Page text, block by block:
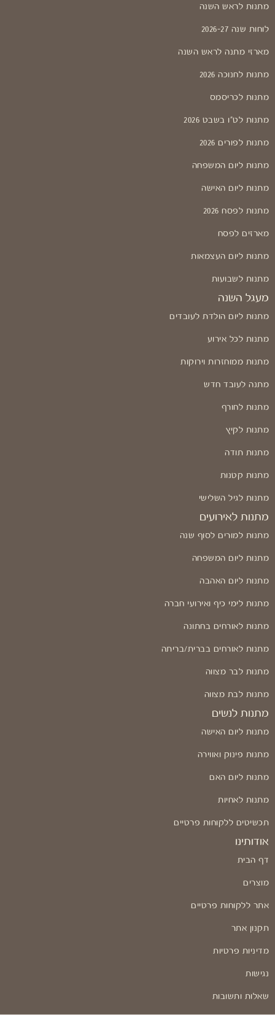
מתנות לראש השנה
לוחות שנה 2026-27
מארזי מתנה לראש השנה
מתנות לחנוכה 2026
מתנות לכריסמס
מתנות לט"ו בשבט 2026
מתנות לפורים 2026
מתנות ליום המשפחה
מתנות ליום האישה
מתנות לפסח 2026
מארזים לפסח
מתנות ליום העצמאות
מתנות לשבועות
מעגל השנה
מתנות ליום הולדת לעובדים
מתנות לכל אירוע
מתנות ממוחזרות וירוקות
מתנה לעובד חדש
מתנות לחורף
מתנות לקיץ
מתנות תודה
מתנות קטנות
מתנות לגיל השלישי
מתנות לאירועים
מתנות למורים לסוף שנה
מתנות ליום המשפחה
מתנות ליום האהבה
מתנות לימי כיף ואירועי חברה
מתנות לאורחים בחתונה
מתנות לאורחים בברית/בריתה
מתנות לבר מצווה
מתנות לבת מצווה
מתנות לנשים
מתנות ליום האישה
מתנות פינוק ואווירה
מתנות ליום האם
מתנות לאחיות
תכשיטים ללקוחות פרטיים
אודותינו
דף הבית
מוצרים
אתר ללקוחות פרטיים
תקנון אתר
מדיניות פרטיות
נגישות
שאלות ותשובות